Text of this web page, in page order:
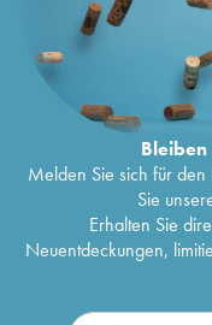
Melden Sie sich für
Sie
Erhalten Sie
Neuentdeckungen,